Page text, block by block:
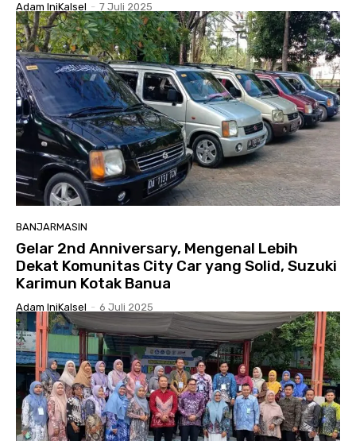
Adam IniKalsel - 7 Juli 2025
BANJARMASIN
Gelar 2nd Anniversary, Mengenal Lebih
Dekat Komunitas City Car yang Solid, Suzuki
Karimun Kotak Banua
Adam IniKalsel - 6 Juli 2025